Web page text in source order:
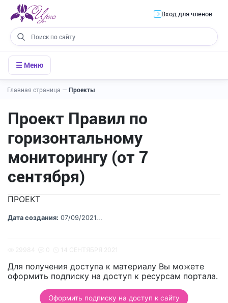
Вход для членов
☰ Меню
Главная страница — Проекты
Проект Правил по
горизонтальному
мониторингу (от 7
сентября)
ПРОЕКТ
Дата создания: 07/09/2021...
Для получения доступа к материалу Вы можете
оформить подписку на доступ к ресурсам портала.
Оформить подписку на доступ к сайту